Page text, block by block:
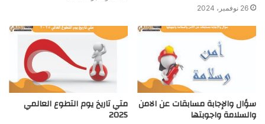
26 نوفمبر، 2024
سؤال والإجابة مسابقات عن الامن
والسلامة واجوبتها
متي تاريخ يوم التطوع العالمي
2025